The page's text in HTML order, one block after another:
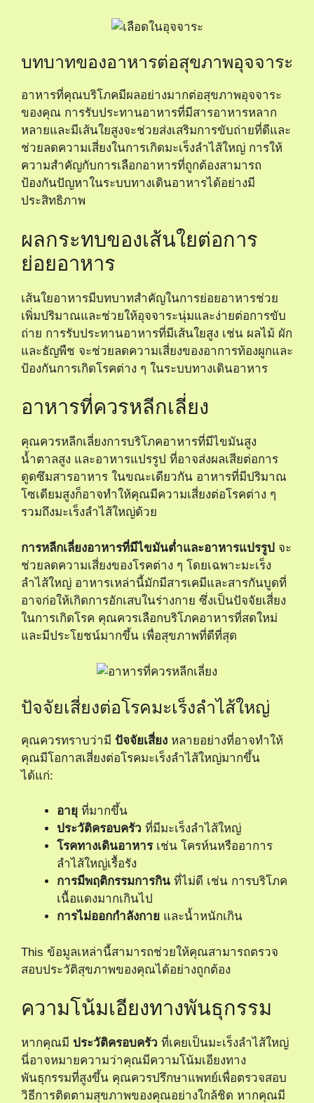
บทบาทของอาหารต่อสุขภาพอุจจาระ
อาหารที่คุณบริโภคมีผลอย่างมากต่อสุขภาพอุจจาระ
ของคุณ การรับประทานอาหารที่มีสารอาหารหลาก
หลายและมีเส้นใยสูงจะช่วยส่งเสริมการขับถ่ายที่ดีและ
ช่วยลดความเสี่ยงในการเกิดมะเร็งลำไส้ใหญ่ การให้
ความสำคัญกับการเลือกอาหารที่ถูกต้องสามารถ
ป้องกันปัญหาในระบบทางเดินอาหารได้อย่างมี
ประสิทธิภาพ
ผลกระทบของเส้นใยต่อการ
ย่อยอาหาร
เส้นใยอาหารมีบทบาทสำคัญในการย่อยอาหารช่วย
เพิ่มปริมาณและช่วยให้อุจจาระนุ่มและง่ายต่อการขับ
ถ่าย การรับประทานอาหารที่มีเส้นใยสูง เช่น ผลไม้ ผัก
และธัญพืช จะช่วยลดความเสี่ยงของอาการท้องผูกและ
ป้องกันการเกิดโรคต่าง ๆ ในระบบทางเดินอาหาร
อาหารที่ควรหลีกเลี่ยง
คุณควรหลีกเลี่ยงการบริโภคอาหารที่มีไขมันสูง
น้ำตาลสูง และอาหารแปรรูป ที่อาจส่งผลเสียต่อการ
ดูดซึมสารอาหาร ในขณะเดียวกัน อาหารที่มีปริมาณ
โซเดียมสูงก็อาจทำให้คุณมีความเสี่ยงต่อโรคต่าง ๆ
รวมถึงมะเร็งลำไส้ใหญ่ด้วย
การหลีกเลี่ยงอาหารที่มีไขมันต่ำและอาหารแปรรูป จะ
ช่วยลดความเสี่ยงของโรคต่าง ๆ โดยเฉพาะมะเร็ง
ลำไส้ใหญ่ อาหารเหล่านี้มักมีสารเคมีและสารกันบูดที่
อาจก่อให้เกิดการอักเสบในร่างกาย ซึ่งเป็นปัจจัยเสี่ยง
ในการเกิดโรค คุณควรเลือกบริโภคอาหารที่สดใหม่
และมีประโยชน์มากขึ้น เพื่อสุขภาพที่ดีที่สุด
ปัจจัยเสี่ยงต่อโรคมะเร็งลำไส้ใหญ่
คุณควรทราบว่ามี ปัจจัยเสี่ยง หลายอย่างที่อาจทำให้
คุณมีโอกาสเสี่ยงต่อโรคมะเร็งลำไส้ใหญ่มากขึ้น
ได้แก่:
อายุ ที่มากขึ้น
ประวัติครอบครัว ที่มีมะเร็งลำไส้ใหญ่
โรคทางเดินอาหารเช่น โครห์นหรืออาการ
ลำไส้ใหญ่เรื้อรัง
การมีพฤติกรรมการกิน ที่ไม่ดี เช่น การบริโภค
เนื้อแดงมากเกินไป
การไม่ออกกำลังกาย และน้ำหนักเกิน
This ข้อมูลเหล่านี้สามารถช่วยให้คุณสามารถตรวจ
สอบประวัติสุขภาพของคุณได้อย่างถูกต้อง
ความโน้มเอียงทางพันธุกรรม
หากคุณมี ประวัติครอบครัว ที่เคยเป็นมะเร็งลำไส้ใหญ่
นี่อาจหมายความว่าคุณมีความโน้มเอียงทาง
พันธุกรรมที่สูงขึ้น คุณควรปรึกษาแพทย์เพื่อตรวจสอบ
วิธีการติดตามสุขภาพของคุณอย่างใกล้ชิด หากคุณมี